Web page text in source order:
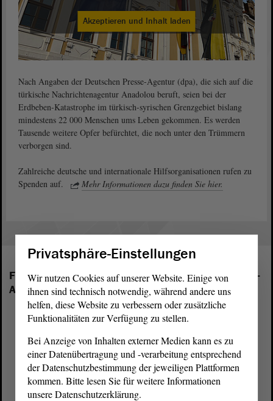
Akzeptieren und Inhalt laden
Nach Angaben der Deutschen Presse-Agentur (dpa), die sich auf die
türkische Nachrichtenagentur Anadolou beruft, seien bei der
Erdbeben-Katastrophe im türkisch-syrischen Grenzgebiet bislang
mindestens 22 000 Menschen ums Leben gekommen. Es werden
Tausende weitere Opfer befürchtet, die noch unter den Trümmern
verborgen sind.
Zahlreiche deutsche und internationale Hilfsorganisationen rufen zu
Spenden auf.
Mehr Informationen dazu finden Sie hier.
Folgende Fraktionen sind im Landtag von Sachsen-
Anhalt vertreten:
Privatsphäre-Einstellungen
Wir nutzen Cookies auf unserer Website. Einige von
ihnen sind technisch notwendig, während andere uns
helfen, diese Website zu verbessern oder zusätzliche
Funktionalitäten zur Verfügung zu stellen.
Bei Anzeige von Inhalten externer Medien kann es zu
einer Datenübertragung und -verarbeitung entsprechend
der Datenschutzbestimmung der jeweiligen Plattformen
kommen. Bitte lesen Sie für weitere Informationen
unsere Datenschutzerklärung.